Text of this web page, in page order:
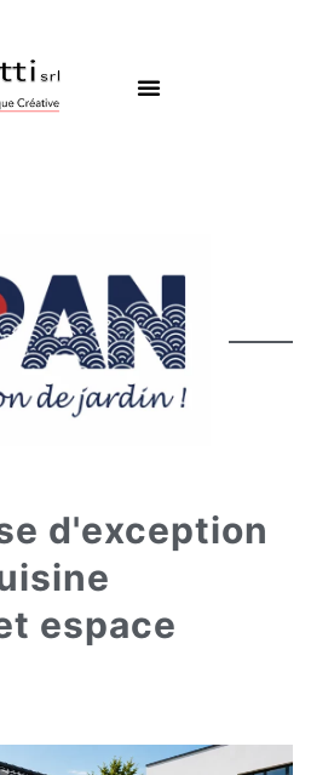
d'exception
espace